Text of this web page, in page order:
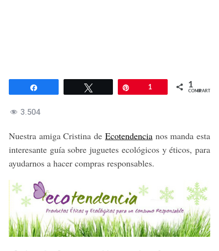
Twittear 1 1
COMPARTIR
3.504
Nuestra amiga Cristina de Ecotendencianos manda esta
interesante guía sobre juguetes ecológicos y éticos, para
ayudarnos a hacer compras responsables.